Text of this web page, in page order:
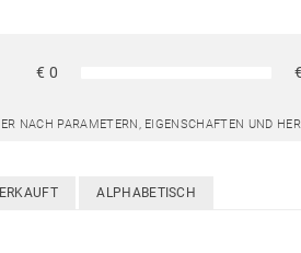
€0 €
NACH PARAMETERN, EIGENSCHAFTEN UND
ALPHABETISCH